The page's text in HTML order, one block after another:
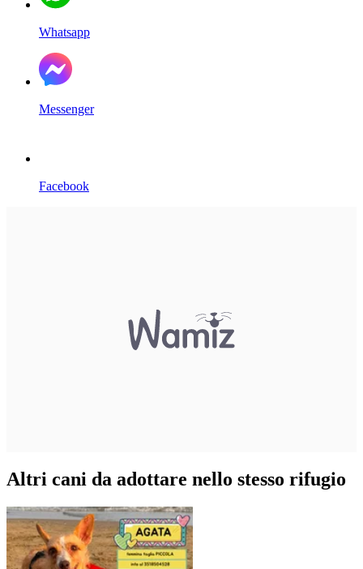
Whatsapp
Messenger
Facebook
Altri cani da adottare nello stesso rifugio